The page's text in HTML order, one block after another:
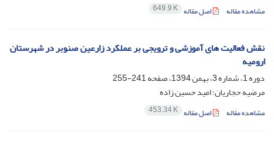
مشاهده مقاله اصل مقاله 649.9 K
نقش فعالیت های آموزشی و ترویجی بر عملکرد زارعین صنوبر در شهرستان
ارومیه
دوره 1، شماره 3، بهمن 1394، صفحه
241-255
مرضیه حجاریان؛ امید حسین زاده
مشاهده مقاله اصل مقاله 453.34 K